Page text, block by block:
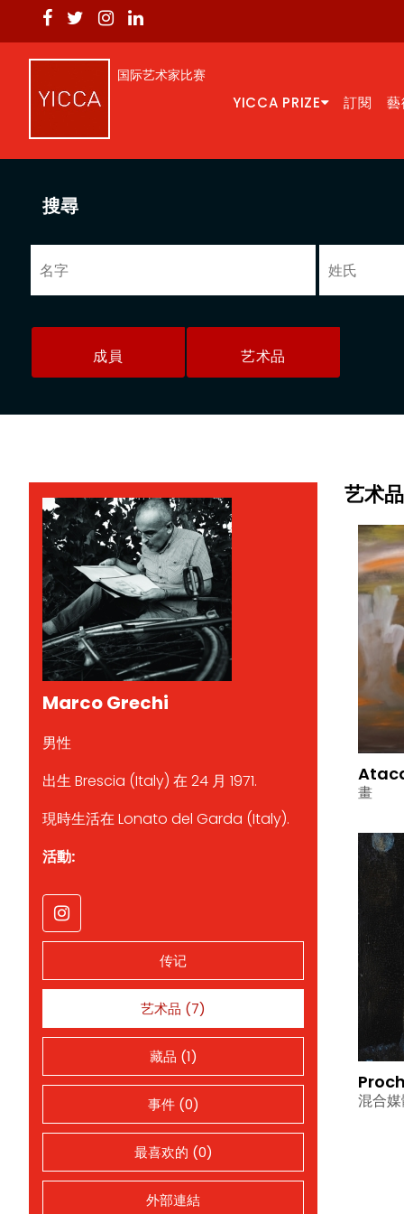
国际艺术家比赛
YICCA PRIZE 訂閱 藝
搜尋
成員 艺术品
Marco Grechi
男性
出生 Brescia (Italy) 在 24 月 1971.
現時生活在 Lonato del Garda (Italy).
活動:
传记
艺术品 (7)
藏品 (1)
事件 (0)
最喜欢的 (0)
外部連結
艺术品
畫
混合